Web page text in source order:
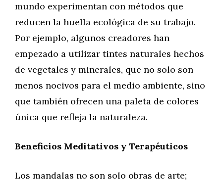
mundo experimentan con métodos que
reducen la huella ecológica de su trabajo.
Por ejemplo, algunos creadores han
empezado a utilizar tintes naturales hechos
de vegetales y minerales, que no solo son
menos nocivos para el medio ambiente, sino
que también ofrecen una paleta de colores
única que refleja la naturaleza.
Beneficios Meditativos y Terapéuticos
Los mandalas no son solo obras de arte;